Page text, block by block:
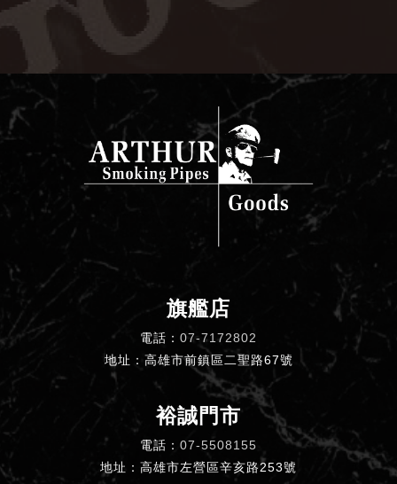
旗艦店
電話： 07-7172802
地址：高雄市前鎮區二聖路67號
裕誠門市
電話： 07-5508155
地址：高雄市左營區辛亥路253號